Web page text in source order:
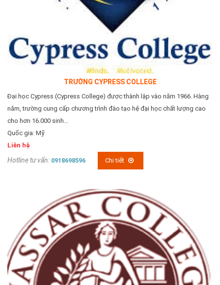
TRƯỜNG CYPRESS COLLEGE
Đại học Cypress (Cypress College) được thành lập vào năm 1966. Hàng
năm, trường cung cấp chương trình đào tạo hệ đại học chất lượng cao
cho hơn 16.000 sinh...
Quốc gia: Mỹ
Liên hệ
Hotline tư vấn: 0918698596 Chi tiết